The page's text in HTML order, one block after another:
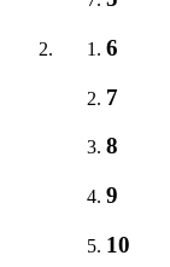
6
7
8
9
10